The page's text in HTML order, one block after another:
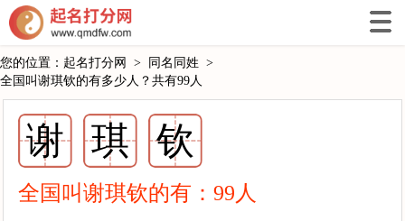
您的位置： 起名打分网 > 同名同姓 >
全国叫谢琪钦的有多少人？共有99人
谢 琪 钦
全国叫谢琪钦的有：99 人